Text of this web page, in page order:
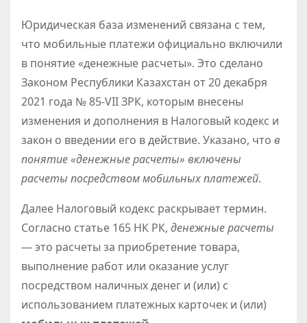
Юридическая база изменений связана с тем,
что мобильные платежи официально включили
в понятие «денежные расчеты». Это сделано
Законом Республики Казахстан от 20 декабря
2021 года № 85-VII ЗРК, которым внесены
изменения и дополнения в Налоговый кодекс и
закон о введении его в действие. Указано, что в
понятие «денежные расчеты» включены
расчеты посредством мобильных платежей.
Далее Налоговый кодекс раскрывает термин.
Согласно статье 165 НК РК, денежные расчеты
— это расчеты за приобретение товара,
выполнение работ или оказание услуг
посредством наличных денег и (или) с
использованием платежных карточек и (или)